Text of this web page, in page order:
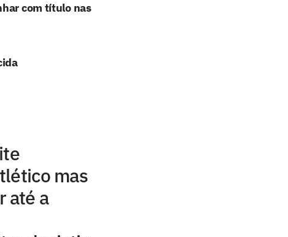
com título nas
mas
até a